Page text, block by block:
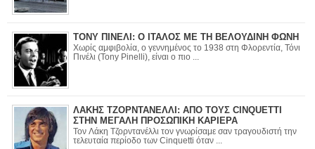
ΤΟΝΥ ΠΙΝΕΛΙ: Ο ΙΤΑΛΟΣ ΜΕ ΤΗ ΒΕΛΟΥΔΙΝΗ ΦΩΝΗ
Χωρίς αμφιβολία, ο γεννημένος το 1938 στη Φλορεντία, Τόνι
Πινέλι (Tony Pinelli), είναι ο πιο ...
ΛΑΚΗΣ ΤΖΟΡΝΤΑΝΕΛΛΙ: ΑΠΟ ΤΟΥΣ CINQUETTI
ΣΤΗΝ ΜΕΓΑΛΗ ΠΡΟΣΩΠΙΚΗ ΚΑΡΙΕΡΑ
Τον Λάκη Τζορντανέλλι τον γνωρίσαμε σαν τραγουδιστή την
τελευταία περίοδο των Cinquetti όταν ...